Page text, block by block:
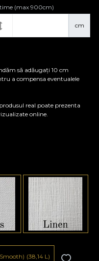
cm
(max 900cm)
să adăugați 10 cm
a compensa eventualele
real poate prezenta
online.
(38,14 L )